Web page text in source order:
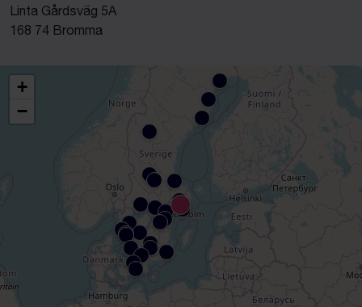
Linta Gårdsväg 5A
168 74 Bromma
+
−